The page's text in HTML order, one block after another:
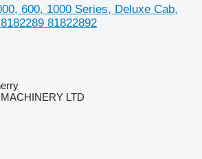
600, 1000 Series, Deluxe Cab,
81822892
LTD